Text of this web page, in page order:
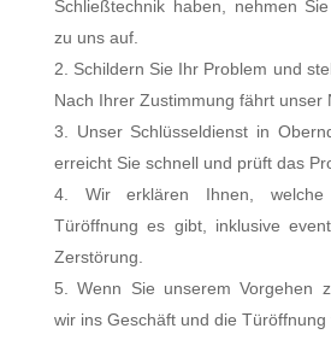
Schließtechnik haben, nehmen
zu uns auf.
Schildern Sie Ihr Problem und
Nach Ihrer Zustimmung fährt unser
Unser Schlüsseldienst in
erreicht Sie schnell und prüft das
Wir erklären Ihnen, welche
Türöffnung es gibt, inklusive
Zerstörung.
Wenn Sie unserem Vorgehen
wir ins Geschäft und die Türöffnung